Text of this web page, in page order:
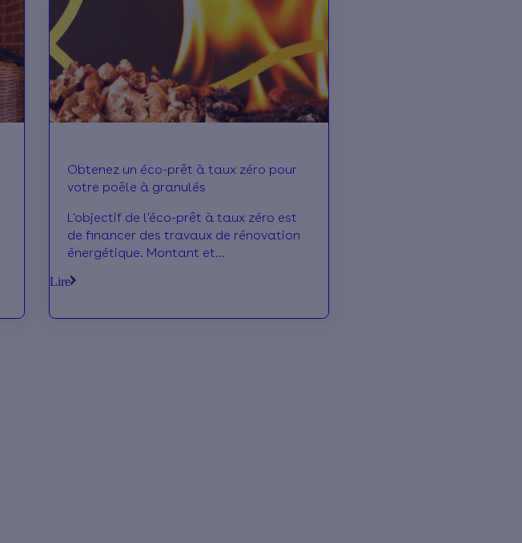
Obtenez un éco-prêt à taux zéro pour
votre poêle à granulés
L'objectif de l'éco-prêt à taux zéro est
de financer des travaux de rénovation
énergétique. Montant et
l'obtenir !
Lire